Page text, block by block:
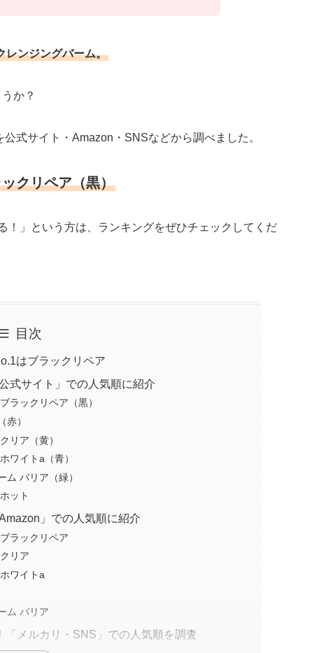
レンジングバーム。
か？
式サイト・Amazon・SNSなどから調べました。
クリペア（黒）
！」という方は、ランキングをぜひチェックしてくだ
目次
はブラックリペア
式サイト」での人気順に紹介
ラックリペア（黒）
赤）
リア（黄）
ワイトa（青）
バリア（緑）
ット
」での人気順に紹介
ラックリペア
リア
ワイトa
ム バリア
メルカリ・SNS」での人気順を調査